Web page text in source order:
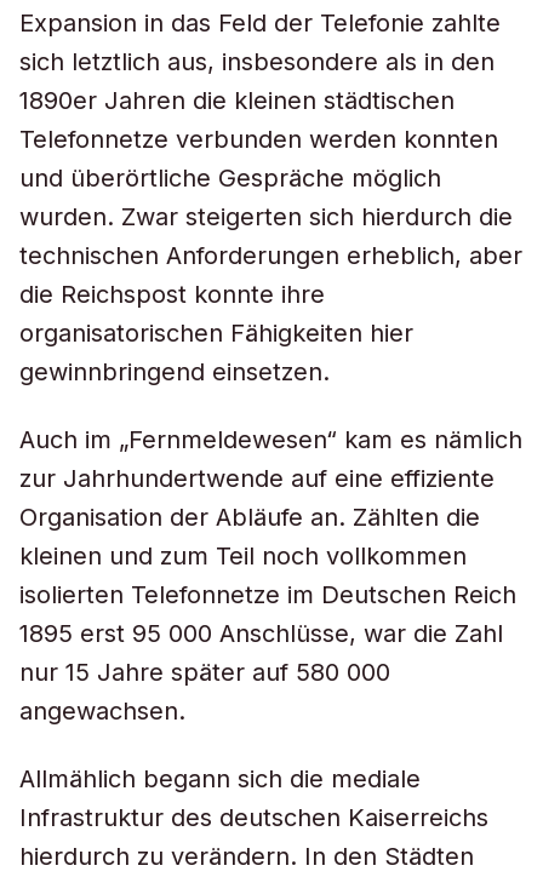
Expansion in das Feld der Telefonie zahlte
sich letztlich aus, insbesondere als in den
1890er Jahren die kleinen städtischen
Telefonnetze verbunden werden konnten
und überörtliche Gespräche möglich
wurden. Zwar steigerten sich hierdurch die
technischen Anforderungen erheblich, aber
die Reichspost konnte ihre
organisatorischen Fähigkeiten hier
gewinnbringend einsetzen.
Auch im „Fernmeldewesen“ kam es nämlich
zur Jahrhundertwende auf eine effiziente
Organisation der Abläufe an. Zählten die
kleinen und zum Teil noch vollkommen
isolierten Telefonnetze im Deutschen Reich
1895 erst 95 000 Anschlüsse, war die Zahl
nur 15 Jahre später auf 580 000
angewachsen.
Allmählich begann sich die mediale
Infrastruktur des deutschen Kaiserreichs
hierdurch zu verändern. In den Städten